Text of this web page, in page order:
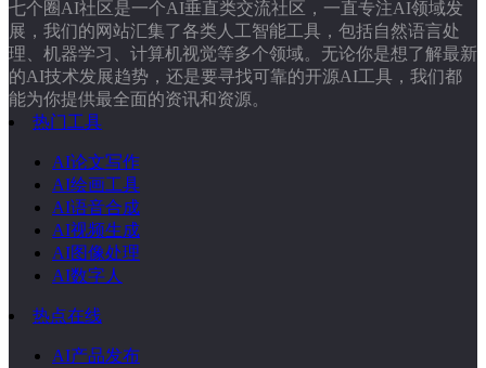
七个圈AI社区是一个AI垂直类交流社区，一直专注AI领域发
展，我们的网站汇集了各类人工智能工具，包括自然语言处
理、机器学习、计算机视觉等多个领域。无论你是想了解最新
的AI技术发展趋势，还是要寻找可靠的开源AI工具，我们都
能为你提供最全面的资讯和资源。
热门工具
AI论文写作
AI绘画工具
AI语音合成
AI视频生成
AI图像处理
AI数字人
热点在线
AI产品发布